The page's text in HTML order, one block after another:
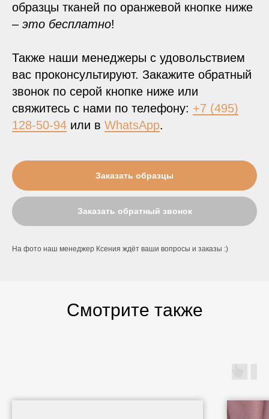
образцы тканей по оранжевой кнопке ниже
– это бесплатно!
Также наши менеджеры с удовольствием
вас проконсультируют. Закажите обратный
звонок по серой кнопке ниже или
свяжитесь с нами по телефону: +7 (495)
128-50-94 или в WhatsApp.
Заказать образцы
Заказать обратный звонок
На фото наш менеджер Ксения ждёт ваши вопросы и заказы :)
Смотрите также